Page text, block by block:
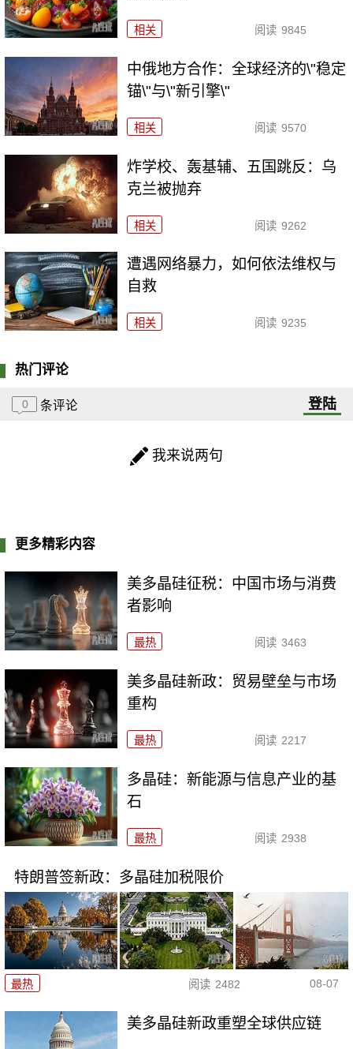
相关 阅读 9845
中俄地方合作：全球经济的\"稳定
锚\"与\"新引擎\"
相关 阅读 9570
炸学校、轰基辅、五国跳反：乌
克兰被抛弃
相关 阅读 9262
遭遇网络暴力，如何依法维权与
自救
相关 阅读 9235
热门评论
0 条评论 登陆
我来说两句
更多精彩内容
美多晶硅征税：中国市场与消费
者影响
最热 阅读 3463
美多晶硅新政：贸易壁垒与市场
重构
最热 阅读 2217
多晶硅：新能源与信息产业的基
石
最热 阅读 2938
特朗普签新政：多晶硅加税限价
最热 阅读 2482 08-07
美多晶硅新政重塑全球供应链